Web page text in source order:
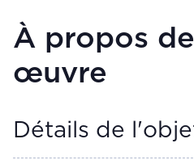
À propos
œuvre
Détails de